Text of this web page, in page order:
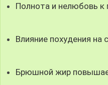
Полнота и нелюбовь к
Влияние похудения
Брюшной жир